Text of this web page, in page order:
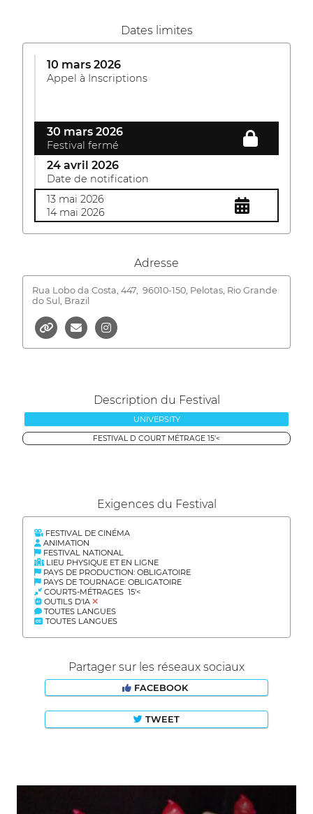
Dates limites
10 mars 2026
Appel à Inscriptions
30 mars 2026
Festival fermé
24 avril 2026
Date de notification
13 mai 2026
14 mai 2026
Adresse
Rua Lobo da Costa, 447, 96010-150, Pelotas, Rio Grande
do Sul, Brazil
Description du Festival
UNIVERSITY
FESTIVAL D COURT MÉTRAGE 15'<
Exigences du Festival
FESTIVAL DE CINÉMA
ANIMATION
FESTIVAL NATIONAL
LIEU PHYSIQUE ET EN LIGNE
PAYS DE PRODUCTION: OBLIGATOIRE
PAYS DE TOURNAGE: OBLIGATOIRE
COURTS-MÉTRAGES 15'<
OUTILS D'IA
TOUTES LANGUES
TOUTES LANGUES
Partager sur les réseaux sociaux
FACEBOOK
TWEET